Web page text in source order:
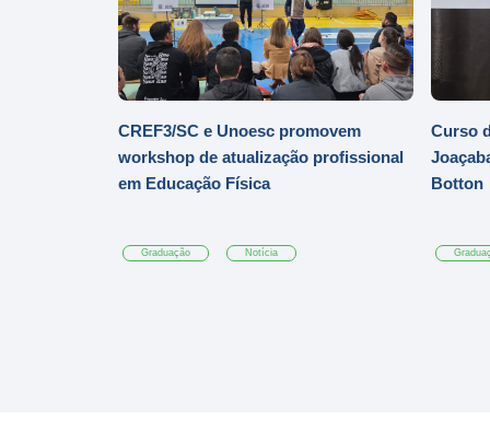
CREF3/SC e Unoesc promovem
workshop de atualização profissional
em Educação Física
Graduação Notícia
Curso
Botton